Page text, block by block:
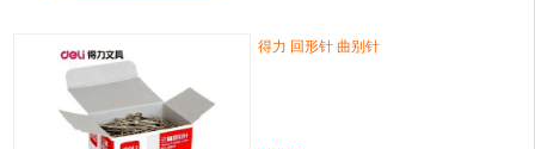
得力 回形针 曲别针